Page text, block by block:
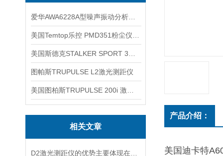
图帕斯TRUPULSE L2激光测距仪
相关文章
产品介绍：
美国迪卡特